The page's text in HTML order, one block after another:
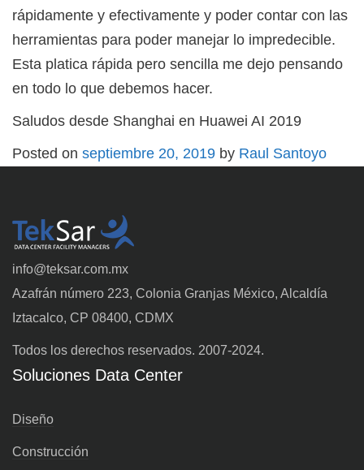
rápidamente y efectivamente y poder contar con las
herramientas para poder manejar lo impredecible.
Esta platica rápida pero sencilla me dejo pensando
en todo lo que debemos hacer.
Saludos desde Shanghai en Huawei AI 2019
Posted on septiembre 20, 2019 by Raul Santoyo
info@teksar.com.mx
Azafrán número 223, Colonia Granjas México, Alcaldía
Iztacalco, CP 08400, CDMX
Todos los derechos reservados. 2007-2024.
Soluciones Data Center
Diseño
Construcción